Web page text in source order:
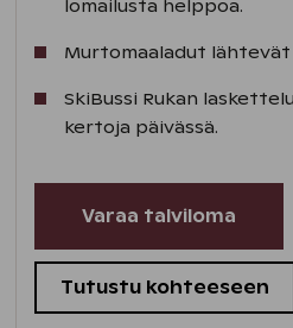
lomailusta helppoa.
Murtomaaladut
SkiBussi Rukan
kertoja päivässä.
Varaa talviloma
Tutustu kohteeseen